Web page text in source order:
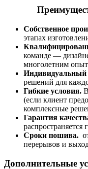
Собственное
этапах
команде —
многолетним
Индивидуальный
решений для
Гибкие условия.
(если клиент
комплексные
Гарантия
распространяется
Сроки пошива.
перерывов и
Дополнительные